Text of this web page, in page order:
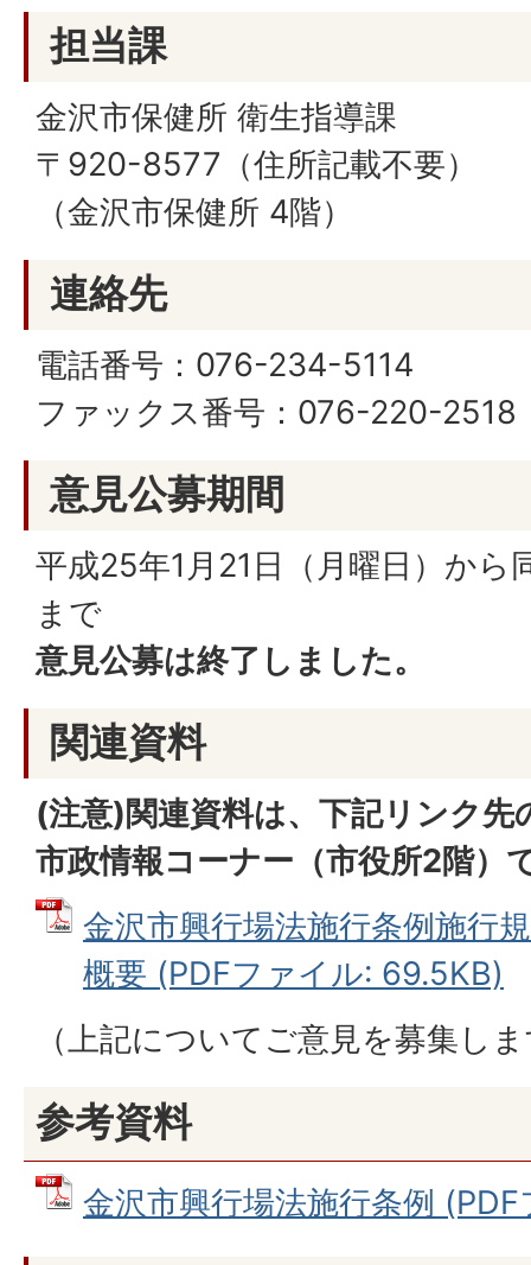
担当課
金沢市保健所 衛生指導課
〒920-8577（住所記載不要）
（金沢市保健所 4階）
連絡先
電話番号：076-234-5114
ファックス番号：076-220-2518
意見公募期間
平成25年1月21日（月曜日）から
まで
意見公募は終了しました。
関連資料
(注意)関連資料は、下記リンク先
市政情報コーナー（市役所2階）
金沢市興行場法施行条例施行
概要 (PDFファイル: 69.5KB)
（上記についてご意見を募集し
参考資料
金沢市興行場法施行条例